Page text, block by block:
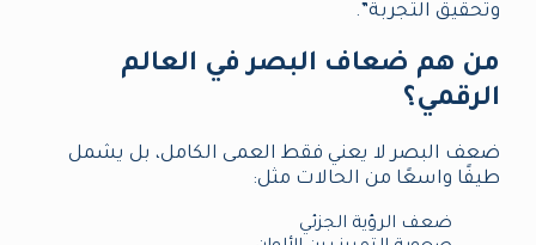
وتحقيق التجربة”.
من هم ضعاف البصر في العالم
الرقمي؟
ضعف البصر لا يعني فقط العمى الكامل، بل يشمل
طيفًا واسعًا من الحالات مثل:
ضعف الرؤية الجزئي